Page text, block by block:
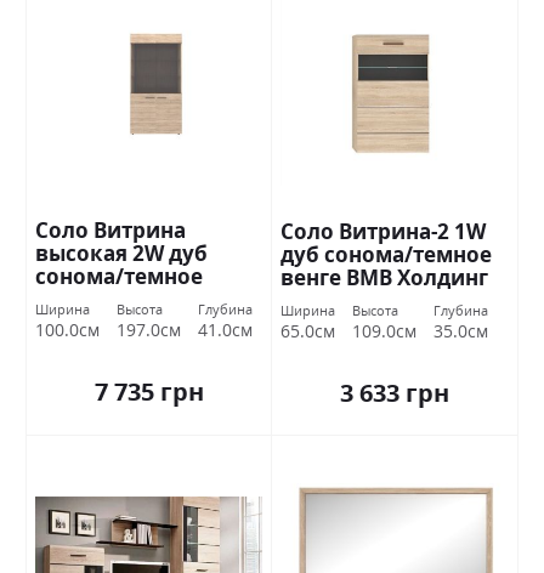
Соло Витрина
высокая 2W дуб
сонома/темное
венге ВМВ Холдинг
Ширина
100.0см
Высота
197.0см
Глубина
41.0см
7 735 грн
Соло Витрина-2 1W
дуб сонома/темное
венге ВМВ Холдинг
Ширина
65.0см
Высота
109.0см
Глубина
35.0см
3 633 грн